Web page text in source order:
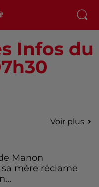
Infos du
Voir plus
Manon
sa mère réclame